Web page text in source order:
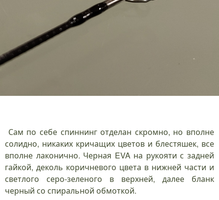
Сам по себе спиннинг отделан скромно, но вполне
солидно, никаких кричащих цветов и блестяшек, все
вполне лаконично. Черная EVA на рукояти с задней
гайкой, деколь коричневого цвета в нижней части и
светлого серо-зеленого в верхней, далее бланк
черный со спиральной обмоткой.